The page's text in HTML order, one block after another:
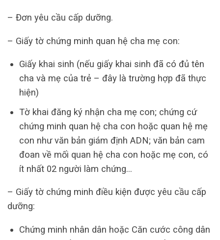
– Đơn yêu cầu cấp dưỡng.
– Giấy tờ chứng minh quan hệ cha mẹ con:
Giấy khai sinh (nếu giấy khai sinh đã có đủ tên
cha và mẹ của trẻ – đây là trường hợp đã thực
hiện)
Tờ khai đăng ký nhận cha mẹ con; chứng cứ
chứng minh quan hệ cha con hoặc quan hệ mẹ
con như văn bản giám định ADN; văn bản cam
đoan về mối quan hệ cha con hoặc mẹ con, có
ít nhất 02 người làm chứng…
– Giấy tờ chứng minh điều kiện được yêu cầu cấp
dưỡng:
Chứng minh nhân dân hoặc Căn cước công dân